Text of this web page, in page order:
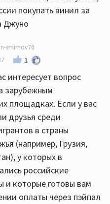
покупать винил за
Джуно
smirnov76
1
интересует вопрос
зарубежным
площадках. Если у вас
друзья среди
в страны
(например, Грузия,
у которых в
российские
и которые готовы вам
оплаты через пэйпал